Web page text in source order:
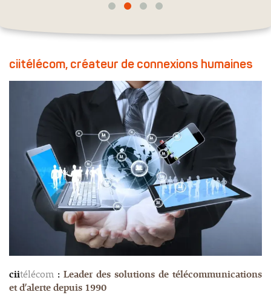
ciitélécom, créateur de connexions humaines
ciitélécom : Leader des solutions de télécommunications
et d’alerte depuis 1990